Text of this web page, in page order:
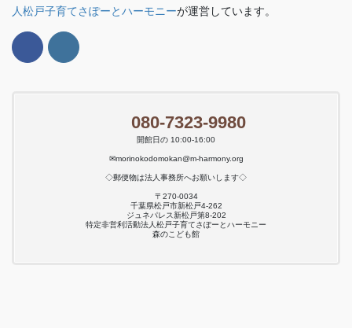
人松戸子育てさぽーとハーモニーが運営しています。
080-7323-9980
開館日の 10:00-16:00
✉morinokodomokan@m-harmony.org
◇郵便物は法人事務所へお願いします◇
〒270-0034
千葉県松戸市新松戸4-262
ジュネパレス新松戸第8-202
特定非営利活動法人松戸子育てさぽーとハーモニー
森のこども館